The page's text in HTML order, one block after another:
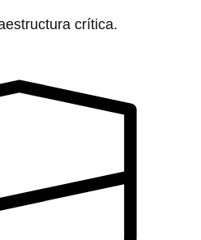
crítica.